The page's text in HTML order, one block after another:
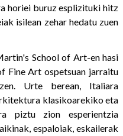
horiei buruz esplizituki hitz
isilean zehar hedatu zuen
School of Art-en hasi
Fine Art ospetsuan jarraitu
Urte berean, Italiara
klasikoarekiko eta
piztu zion esperientzia
espaloiak, eskailerak